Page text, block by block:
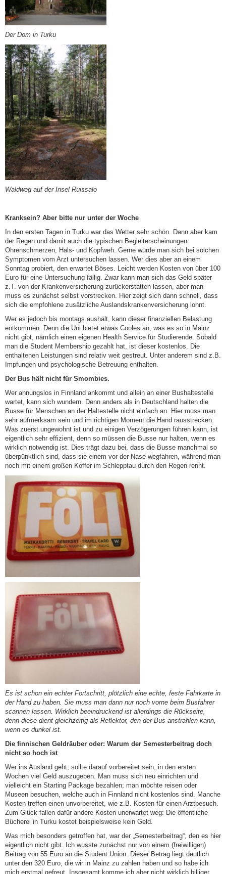
Der Dom in Turku
Waldweg auf der Insel Ruissalo
Kranksein? Aber bitte nur unter der Woche
In den ersten Tagen in Turku war das Wetter sehr schön. Dann aber kam
der Regen und damit auch die typischen Begleiterscheinungen:
Ohrenschmerzen, Hals- und Kopfweh. Gerne würde man sich bei solchen
Symptomen vom Arzt untersuchen lassen. Wer dies aber an einem
Sonntag probiert, den erwartet Böses. Leicht werden Kosten von über 100
Euro für eine Untersuchung fällig. Zwar kann man sich das Geld später
z.T. von der Krankenversicherung zurückerstatten lassen, aber man
muss es zunächst selbst vorstrecken. Hier zeigt sich dann schnell, dass
sich die empfohlene zusätzliche Auslandskrankenversicherung lohnt.
Wer es jedoch bis montags aushält, kann dieser finanziellen Belastung
entkommen. Denn die Uni bietet etwas Cooles an, was es so in Mainz
nicht gibt, nämlich einen eigenen Health Service für Studierende. Sobald
man die Student Membership gezahlt hat, ist dieser kostenlos. Die
enthaltenen Leistungen sind relativ weit gestreut. Unter anderem sind z.B.
Impfungen und psychologische Betreuung enthalten.
Der Bus hält nicht für Smombies.
Wer ahnungslos in Finnland ankommt und allein an einer Bushaltestelle
wartet, kann sich wundern. Denn anders als in Deutschland halten die
Busse für Menschen an der Haltestelle nicht einfach an. Hier muss man
sehr aufmerksam sein und im richtigen Moment die Hand rausstrecken.
Was zuerst ungewohnt ist und zu einigen Verzögerungen führen kann, ist
eigentlich sehr effizient, denn so müssen die Busse nur halten, wenn es
wirklich notwendig ist. Dies trägt dazu bei, dass die Busse manchmal so
überpünktlich sind, dass sie einem vor der Nase wegfahren, während man
noch mit einem großen Koffer im Schlepptau durch den Regen rennt.
Es ist schon ein echter Fortschritt, plötzlich eine echte, feste Fahrkarte in
der Hand zu haben. Sie muss man dann nur noch vorne beim Busfahrer
scannen lassen. Wirklich beeindruckend ist allerdings die Rückseite,
denn diese dient gleichzeitig als Reflektor, den der Bus anstrahlen kann,
wenn es dunkel ist.
Die finnischen Geldräuber oder: Warum der Semesterbeitrag doch
nicht so hoch ist
Wer ins Ausland geht, sollte darauf vorbereitet sein, in den ersten
Wochen viel Geld auszugeben. Man muss sich neu einrichten und
vielleicht ein Starting Package bezahlen; man möchte reisen oder
Museen besuchen, welche auch in Finnland nicht kostenlos sind. Manche
Kosten treffen einen unvorbereitet, wie z.B. Kosten für einen Arztbesuch.
Zum Glück fallen dafür andere Kosten unerwartet weg: Die öffentliche
Bücherei in Turku kostet beispielsweise kein Geld.
Was mich besonders getroffen hat, war der „Semesterbeitrag“, den es hier
eigentlich nicht gibt. Ich wusste zunächst nur von einem (freiwilligen)
Beitrag von 55 Euro an die Student Union. Dieser Betrag liegt deutlich
unter den 320 Euro, die wir in Mainz zu zahlen haben und so habe ich
mich erstmal gefreut. Insgesamt komme ich aber nicht wirklich billiger